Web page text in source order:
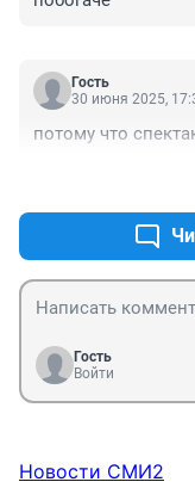
Гость
30 июня 2025,
потому что
Гость
Войти
Новости СМИ2